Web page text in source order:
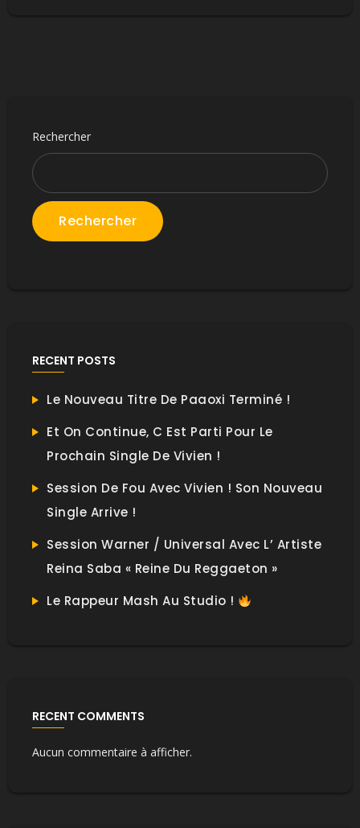
Rechercher
Rechercher
RECENT POSTS
Le Nouveau Titre De Paaoxi Terminé !
Et On Continue, C Est Parti Pour Le
Prochain Single De Vivien !
Session De Fou Avec Vivien ! Son Nouveau
Single Arrive !
Session Warner / Universal Avec L’ Artiste
Reina Saba « Reine Du Reggaeton »
Le Rappeur Mash Au Studio !
RECENT COMMENTS
Aucun commentaire à afficher.